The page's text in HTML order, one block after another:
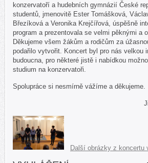
konzervatoří a hudebních gymnázií České
studentů, jmenovitě Ester Tomášková,
Březíková a Veronika Krejčířová, úspěšně
program a prezentovala se velmi pěknými a
Děkujeme všem žákům a rodičům za
podařilo vytvořit. Koncert byl pro nás velkou
budoucna, pro některé jistě i nabídkou
studium na konzervatoři.
Spolupráce si nesmírně vážíme a děkujeme.
Jitka
Další obrázky z koncertu